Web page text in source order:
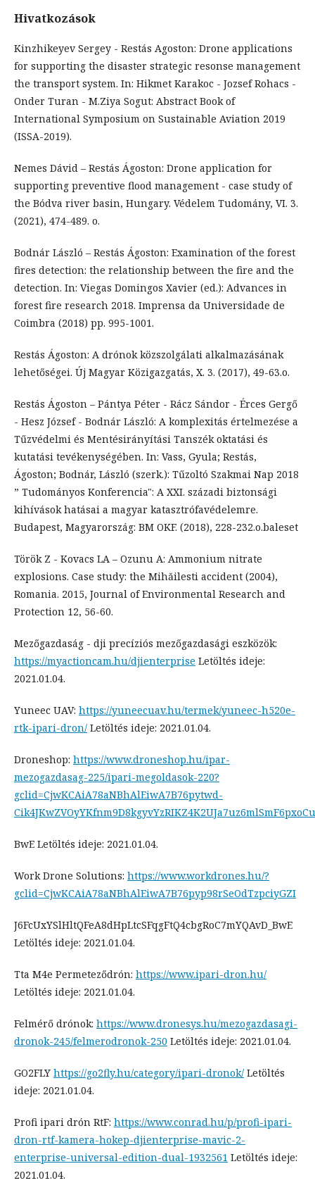
Hivatkozások
Kinzhikeyev Sergey - Restás Agoston: Drone applications
for supporting the disaster strategic resonse management
the transport system. In: Hikmet Karakoc - Jozsef Rohacs -
Onder Turan - M.Ziya Sogut: Abstract Book of
International Symposium on Sustainable Aviation 2019
(ISSA-2019).
Nemes Dávid – Restás Ágoston: Drone application for
supporting preventive flood management - case study of
the Bódva river basin, Hungary. Védelem Tudomány, VI. 3.
(2021), 474-489. o.
Bodnár László – Restás Ágoston: Examination of the forest
fires detection: the relationship between the fire and the
detection. In: Viegas Domingos Xavier (ed.): Advances in
forest fire research 2018. Imprensa da Universidade de
Coimbra (2018) pp. 995-1001.
Restás Ágoston: A drónok közszolgálati alkalmazásának
lehetőségei. Új Magyar Közigazgatás, X. 3. (2017), 49-63.o.
Restás Ágoston – Pántya Péter - Rácz Sándor - Érces Gergő
- Hesz József - Bodnár László: A komplexitás értelmezése a
Tűzvédelmi és Mentésirányítási Tanszék oktatási és
kutatási tevékenységében. In: Vass, Gyula; Restás,
Ágoston; Bodnár, László (szerk.): Tűzoltó Szakmai Nap 2018
” Tudományos Konferencia": A XXI. századi biztonsági
kihívások hatásai a magyar katasztrófavédelemre.
Budapest, Magyarország: BM OKF. (2018), 228-232.o.baleset
Török Z - Kovacs LA – Ozunu A: Ammonium nitrate
explosions. Case study: the Mihăilesti accident (2004),
Romania. 2015, Journal of Environmental Research and
Protection 12, 56-60.
Mezőgazdaság - dji precíziós mezőgazdasági eszközök:
https://myactioncam.hu/djienterprise Letöltés ideje:
2021.01.04.
Yuneec UAV: https://yuneecuav.hu/termek/yuneec-h520e-
rtk-ipari-dron/ Letöltés ideje: 2021.01.04.
Droneshop: https://www.droneshop.hu/ipar-
mezogazdasag-225/ipari-megoldasok-220?
gclid=CjwKCAiA78aNBhAlEiwA7B76pytwd-
BwE Letöltés ideje: 2021.01.04.
Work Drone Solutions: https://www.workdrones.hu/?
gclid=CjwKCAiA78aNBhAlEiwA7B76pyp98rSeOdTzpciyGZI
J6FcUxYSlHltQFeA8dHpLtcSFqgFtQ4cbgRoC7mYQAvD_BwE
Letöltés ideje: 2021.01.04.
Tta M4e Permeteződrón: https://www.ipari-dron.hu/
Letöltés ideje: 2021.01.04.
Felmérő drónok: https://www.dronesys.hu/mezogazdasagi-
dronok-245/felmerodronok-250 Letöltés ideje: 2021.01.04.
GO2FLY https://go2fly.hu/category/ipari-dronok/ Letöltés
ideje: 2021.01.04.
Profi ipari drón RtF: https://www.conrad.hu/p/profi-ipari-
dron-rtf-kamera-hokep-djienterprise-mavic-2-
enterprise-universal-edition-dual-1932561 Letöltés ideje:
2021.01.04.